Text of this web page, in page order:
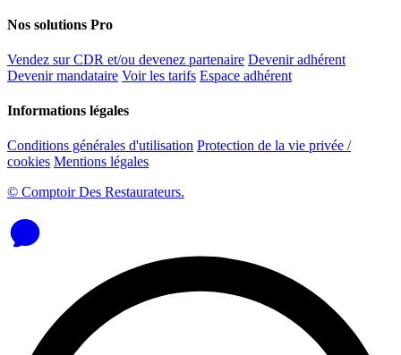
Nos solutions Pro
Vendez sur CDR et/ou devenez partenaire Devenir adhérent
Devenir mandataire Voir les tarifs Espace adhérent
Informations légales
Conditions générales d'utilisation Protection de la vie privée /
cookies Mentions légales
© Comptoir Des Restaurateurs.